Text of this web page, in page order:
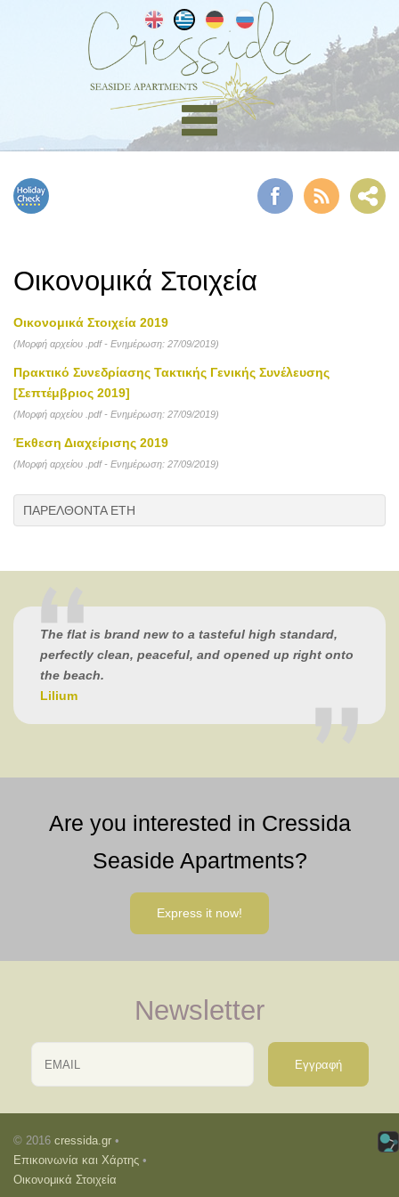
Οικονομικά Στοιχεία
Οικονομικά Στοιχεία 2019
(Μορφή αρχείου .pdf - Ενημέρωση: 27/09/2019)
Πρακτικό Συνεδρίασης Τακτικής Γενικής Συνέλευσης
[Σεπτέμβριος 2019]
(Μορφή αρχείου .pdf - Ενημέρωση: 27/09/2019)
Έκθεση Διαχείρισης 2019
(Μορφή αρχείου .pdf - Ενημέρωση: 27/09/2019)
ΠΑΡΕΛΘΟΝΤΑ ΕΤΗ
The flat is brand new to a tasteful high standard,
perfectly clean, peaceful, and opened up right onto
the beach.
Lilium
Are you interested in Cressida
Seaside Apartments?
Express it now!
Newsletter
Email Name
© 2016 cressida.gr •
Επικοινωνία και Χάρτης •
Οικονομικά Στοιχεία